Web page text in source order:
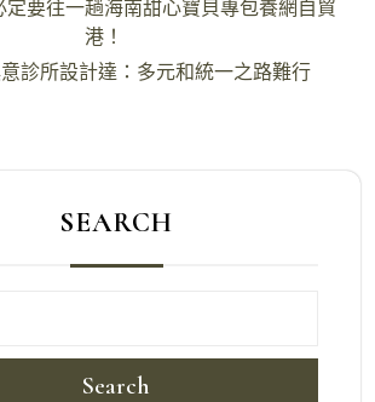
定要往一趟海南甜心寶貝專包養網自貿
港！
診所設計達：多元和統一之路難行
SEARCH
Search